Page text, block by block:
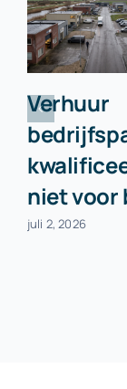
Verhuur
niet voor
juli 2, 2026